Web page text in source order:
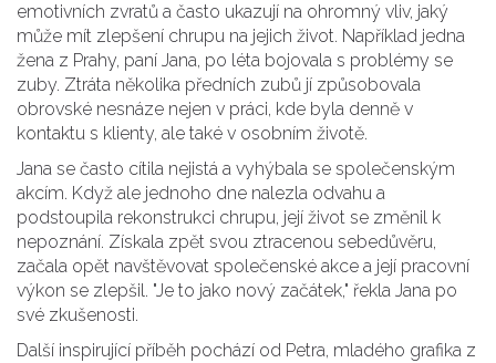
emotivních zvratů a často ukazují na ohromný vliv, jaký
může mít zlepšení chrupu na jejich život. Například jedna
žena z Prahy, paní Jana, po léta bojovala s problémy se
zuby. Ztráta několika předních zubů jí způsobovala
obrovské nesnáze nejen v práci, kde byla denně v
kontaktu s klienty, ale také v osobním životě.
Jana se často cítila nejistá a vyhýbala se společenským
akcím. Když ale jednoho dne nalezla odvahu a
podstoupila rekonstrukci chrupu, její život se změnil k
nepoznání. Získala zpět svou ztracenou sebedůvěru,
začala opět navštěvovat společenské akce a její pracovní
výkon se zlepšil. "Je to jako nový začátek," řekla Jana po
své zkušenosti.
Další inspirující příběh pochází od Petra, mladého grafika z